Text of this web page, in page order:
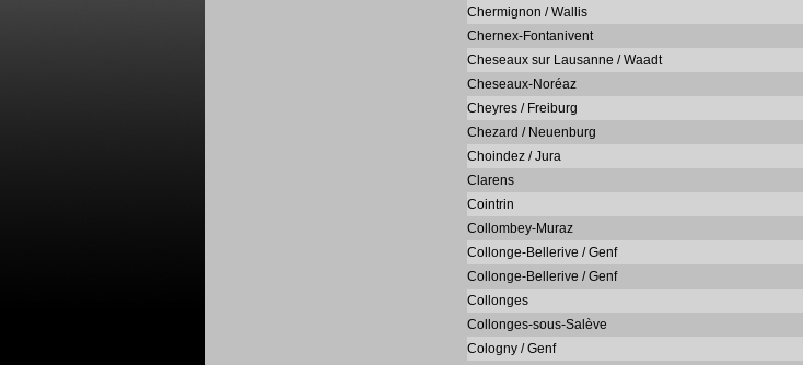
Chermignon / Wallis
Chernex-Fontanivent
Cheseaux sur Lausanne / Waadt
Cheseaux-Noréaz
Cheyres / Freiburg
Chezard / Neuenburg
Choindez / Jura
Clarens
Cointrin
Collombey-Muraz
Collonge-Bellerive / Genf
Collonge-Bellerive / Genf
Collonges
Collonges-sous-Salève
Cologny / Genf